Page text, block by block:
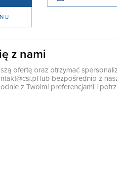
z nami
ofertę oraz otrzymać
lub bezpośrednio z
z Twoimi preferencjami i